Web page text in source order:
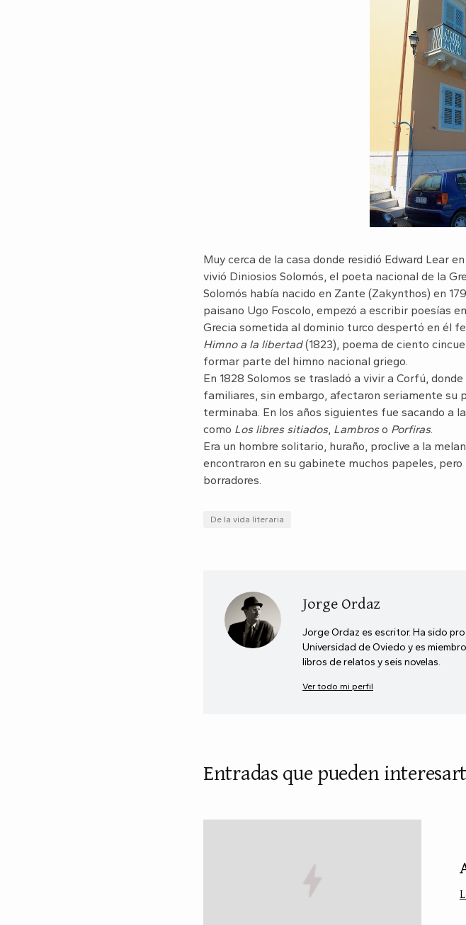
Muy cerca de la casa donde residió Edward Lear
vivió Diniosios Solomós, el poeta nacional de la
Solomós había nacido en Zante (Zakynthos) en
paisano Ugo Foscolo, empezó a escribir poesías
Grecia sometida al dominio turco despertó en él
Himno a la libertad(1823), poema de ciento
formar parte del himno nacional griego.
En 1828 Solomos se trasladó a vivir a Corfú,
familiares, sin embargo, afectaron seriamente su
terminaba. En los años siguientes fue sacando a
como Los libres sitiados, Lambroso Porfiras.
Era un hombre solitario, huraño, proclive a la
encontraron en su gabinete muchos papeles,
borradores.
De la vida literaria
Jorge Ordaz
Jorge Ordaz es escritor. Ha sido
Universidad de Oviedo y es
libros de relatos y seis novelas.
Ver todo mi perfil
Entradas que pueden